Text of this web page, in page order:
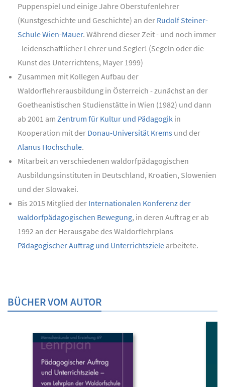
Puppenspiel und einige Jahre Oberstufenlehrer
(Kunstgeschichte und Geschichte) an der Rudolf Steiner-
Schule Wien-Mauer. Während dieser Zeit - und noch immer
- leidenschaftlicher Lehrer und Segler! (Segeln oder die
Kunst des Unterrichtens, Mayer 1999)
Zusammen mit Kollegen Aufbau der
Waldorflehrerausbildung in Österreich - zunächst an der
Goetheanistischen Studienstätte in Wien (1982) und dann
ab 2001 am Zentrum für Kultur und Pädagogik in
Kooperation mit der Donau-Universität Krems und der
Alanus Hochschule.
Mitarbeit an verschiedenen waldorfpädagogischen
Ausbildungsinstituten in Deutschland, Kroatien, Slowenien
und der Slowakei.
Bis 2015 Mitglied der Internationalen Konferenz der
waldorfpädagogischen Bewegung, in deren Auftrag er ab
1992 an der Herausgabe des Waldorflehrplans
Pädagogischer Auftrag und Unterrichtsziele arbeitete.
BÜCHER VOM AUTOR